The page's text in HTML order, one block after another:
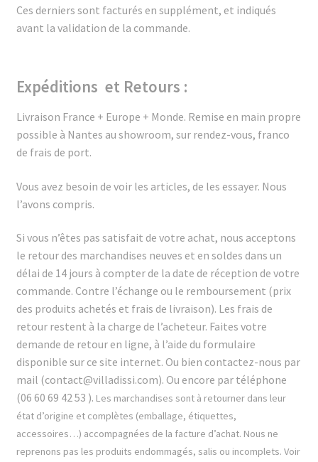
Ces derniers sont facturés en supplément, et indiqués
avant la validation de la commande.
Expéditions et Retours :
Livraison France + Europe + Monde. Remise en main propre
possible à Nantes au showroom, sur rendez-vous, franco
de frais de port.
Vous avez besoin de voir les articles, de les essayer. Nous
l’avons compris.
Si vous n’êtes pas satisfait de votre achat, nous acceptons
le retour des marchandises neuves et en soldes dans un
délai de 14 jours à compter de la date de réception de votre
commande. Contre l’échange ou le remboursement (prix
des produits achetés et frais de livraison). Les frais de
retour restent à la charge de l’acheteur. Faites votre
demande de retour en ligne, à l’aide du formulaire
disponible sur ce site internet. Ou bien contactez-nous par
mail (contact@villadissi.com). Ou encore par téléphone
(06 60 69 42 53 ). Les marchandises sont à retourner dans leur
état d’origine et complètes (emballage, étiquettes,
accessoires…) accompagnées de la facture d’achat. Nous ne
reprenons pas les produits endommagés, salis ou incomplets. Voir